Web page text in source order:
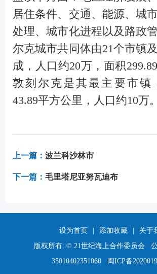
居住条件、交通、能源、城
处理、城市化进程以及路政
尔克城市共同体由21个市镇
成，人口约20万，面积
敦刻尔克是其最主要市镇
43.89平方公里，人口约10万。
上一篇： 波兰科沙林市
下一篇： 毛里塔尼亚努瓦迪布
设为首页 添加收藏
关于
版权所有: © 21世纪海上合作委员会 公
35010402351060 闽ICP备